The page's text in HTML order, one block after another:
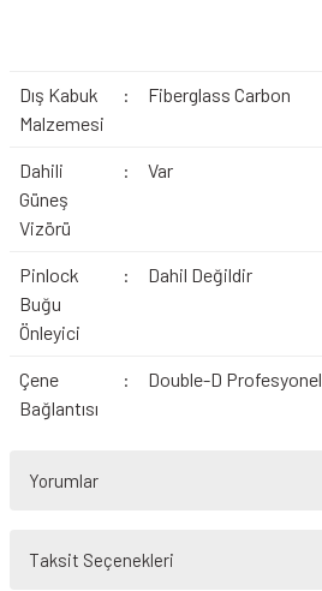
Dış Kabuk
Malzemesi
: Fiberglass Carbon
Dahili
Güneş
Vizörü
: Var
Pinlock
Buğu
Önleyici
: Dahil Değildir
Çene
Bağlantısı
: Double-D Profesyonel
Yorumlar
Taksit Seçenekleri